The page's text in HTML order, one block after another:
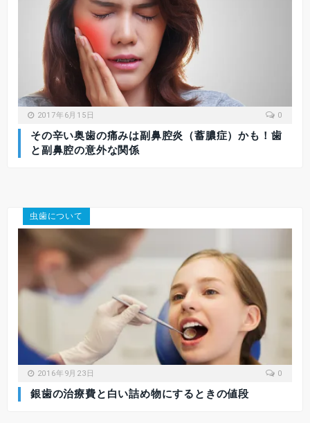
2017年6月15日 0
その辛い奥歯の痛みは副鼻腔炎（蓄膿症）かも！歯
と副鼻腔の意外な関係
虫歯について
2016年9月23日 0
銀歯の治療費と白い詰め物にするときの値段